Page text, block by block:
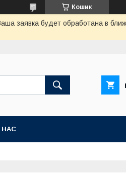
Кошик
заявка будет обработана в
НАС